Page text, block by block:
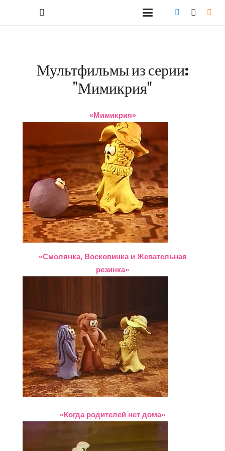
Мультфильмы из серии:
"Мимикрия"
«Мимикрия»
«Смолянка, Восковинка и Жевательная
резинка»
«Когда родителей нет дома»